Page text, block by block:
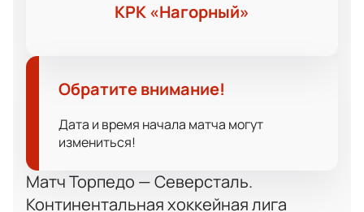
КРК «Нагорный»
Обратите внимание!
Дата и время начала матча могут
измениться!
Матч Торпедо — Северсталь.
Континентальная хоккейная лига